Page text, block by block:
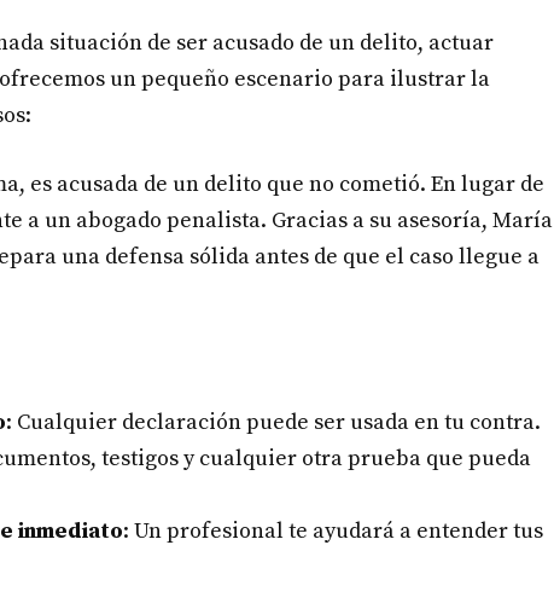
situación de ser acusado de un delito, actuar
un pequeño escenario para ilustrar la
es acusada de un delito que no cometió. En lugar de
a un abogado penalista. Gracias a su asesoría, María
una defensa sólida antes de que el caso llegue a
: Cualquier declaración puede ser usada en tu contra.
testigos y cualquier otra prueba que pueda
inmediato: Un profesional te ayudará a entender tus